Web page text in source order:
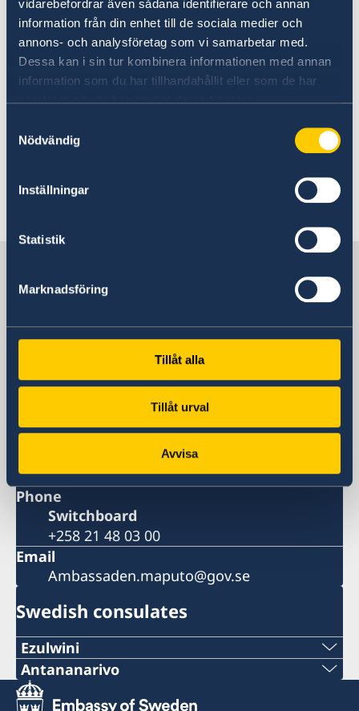
vidarebefordrar även sådana identifierare och annan
information från din enhet till de sociala medier och
annons- och analysföretag som vi samarbetar med.
Dessa kan i sin tur kombinera informationen med annan
information som du har tillhandahållit eller som de har
samlat in när du har använt deras tjänster.
Nödvändig
Inställningar
Statistik
Marknadsföring
Tillåt alla
Tillåt urval
Avvisa
Mozambique to support solutions
for productive use of energy
The Government’s foreign and
security policy priorities following
Sweden’s accession to NATO
Embassy
Av. Julius Nyerere 1128
Embassy of Sweden
Av. Julius Nyerere 1128, C.P. 338
Maputo
Phone
Switchboard
+258 21 48 03 00
Email
Ambassaden.maputo@gov.se
Swedish consulates
Ezulwini
Telephone
+268 2416-1156
Antananarivo
Mobile & Whatsapp